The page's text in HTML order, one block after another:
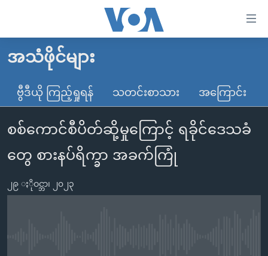
လွယ်ကူ
သည့်
Link
များ
ပင်မ
သို့
မူလစာမျက်နှာ
မြန်မာ
ကမ္ဘာ့သတင်းများ
နိုင်ငံတကာ
အစ္စရေး-ပါလက်စတိုင်း
ဗွီဒီယို
သတင်းလွတ်လပ်ခွင့်
ရပ်ဝန်းတခု လမ်းတခု အလွန်
အင်္ဂလိပ်စာလေ့လာမယ်
အသံဖိုင်များ
ဗွီဒီယို ကြည့်ရှုရန် သတင်းစာသား အကြောင်း
စစ်ကောင်စီပိတ်ဆို့မှုကြောင့် ရခိုင်ဒေသခံ
တွေ စားနပ်ရိက္ခာ အခက်ကြုံ
၂၉ ႏိုဝင္ဘာ၊ ၂၀၂၃